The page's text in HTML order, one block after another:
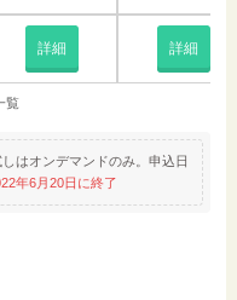
詳細 詳細
覧
はオンデマンドのみ。申込日
年6月20日に終了